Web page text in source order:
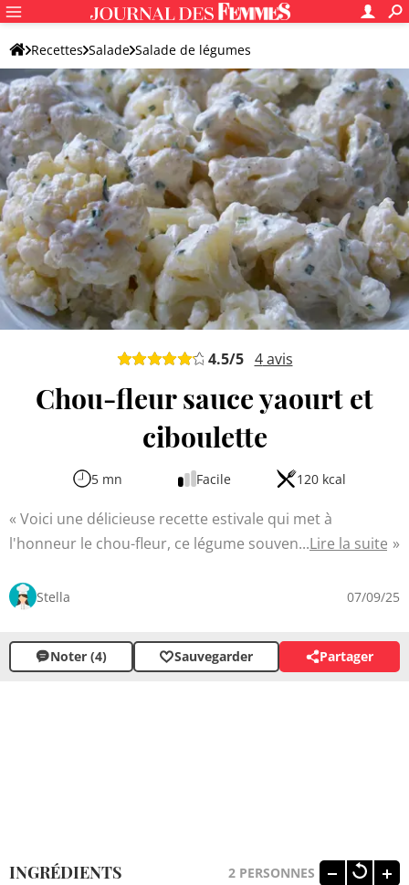
Recettes Salade Salade de légumes
Salade de chou (Coleslaw)
4.5/5 4avis
Chou-fleur sauce yaourt et
ciboulette
5 mn Facile 120 kcal
Voici une délicieuse recette estivale qui met à
l'honneur le chou-fleur, ce légume souvent sous-estimé.
ciboulette, elle offre une fraîcheur bienvenue lors des
peut se déguster en entrée ou en accompagnement. La
douceur du chou-fleur se marie parfaitement avec les
Lire la suite
Stella 07/09/25
Noter (4) Sauvegarder Partager
INGRÉDIENTS 2 PERSONNES